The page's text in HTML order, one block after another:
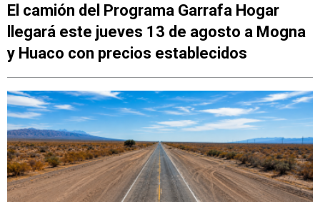
El camión del Programa Garrafa Hogar
llegará este jueves 13 de agosto a Mogna
y Huaco con precios establecidos